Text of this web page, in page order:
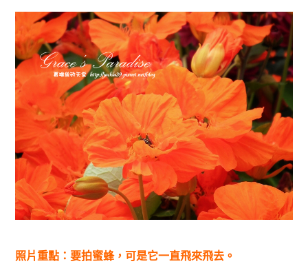
照片重點：要拍蜜蜂，可是它一直飛來飛去。